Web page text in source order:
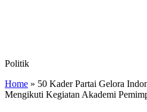
Politik
Home » 50 Kader Partai Gelora
Mengikuti Kegiatan Akademi